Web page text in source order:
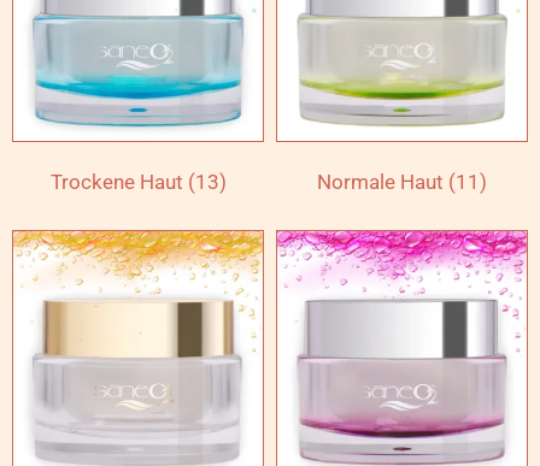
Trockene Haut (13) Normale Haut (11)